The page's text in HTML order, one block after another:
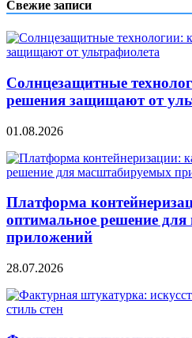
записям
Свежие записи
Солнцезащитные
решения защищают от
01.08.2026
Платформа
оптимальное решение
приложений
28.07.2026